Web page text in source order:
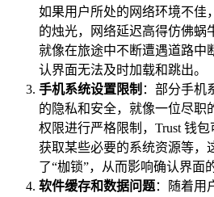
如果用户所处的网络环境不佳
的烛光，网络延迟高得仿佛蜗
就像在旅途中不断遭遇道路中
认界面无法及时加载和跳出。
手机系统设置限制 ：部分手机
的隐私和安全，就像一位尽职
权限进行严格限制，Trust 钱包
获取某些必要的系统资源等，
了“枷锁”，从而影响确认界面
软件缓存和数据问题：随着用